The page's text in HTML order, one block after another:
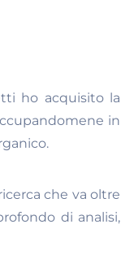
ho acquisito la
in
che va oltre
di analisi,